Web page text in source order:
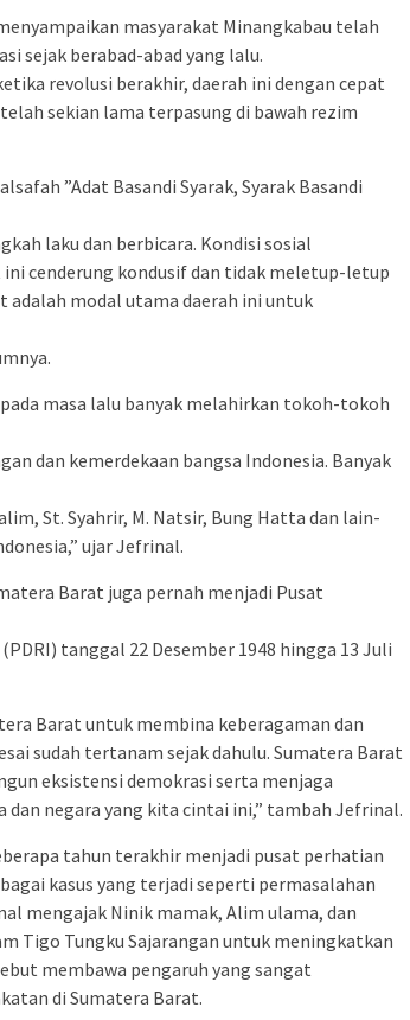
masyarakat Minangkabau telah
sejak berabad-abad yang lalu.
revolusi berakhir, daerah ini dengan cepat
sekian lama terpasung di bawah rezim
”Adat Basandi Syarak, Syarak Basandi
laku dan berbicara. Kondisi sosial
cenderung kondusif dan tidak meletup-letup
adalah modal utama daerah ini untuk
masa lalu banyak melahirkan tokoh-tokoh
dan kemerdekaan bangsa Indonesia. Banyak
St. Syahrir, M. Natsir, Bung Hatta dan lain-
ujar Jefrinal.
Barat juga pernah menjadi Pusat
tanggal 22 Desember 1948 hingga 13 Juli
Barat untuk membina keberagaman dan
sudah tertanam sejak dahulu. Sumatera Barat
eksistensi demokrasi serta menjaga
negara yang kita cintai ini,” tambah Jefrinal.
tahun terakhir menjadi pusat perhatian
kasus yang terjadi seperti permasalahan
mengajak Ninik mamak, Alim ulama, dan
Tigo Tungku Sajarangan untuk meningkatkan
membawa pengaruh yang sangat
di Sumatera Barat.